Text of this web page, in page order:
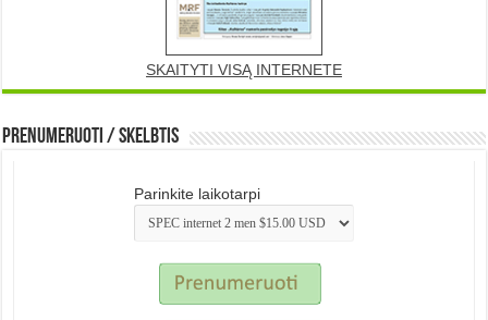
SKAITYTI VISĄ INTERNETE
Prenumeruoti / Skelbtis
Parinkite laikotarpi